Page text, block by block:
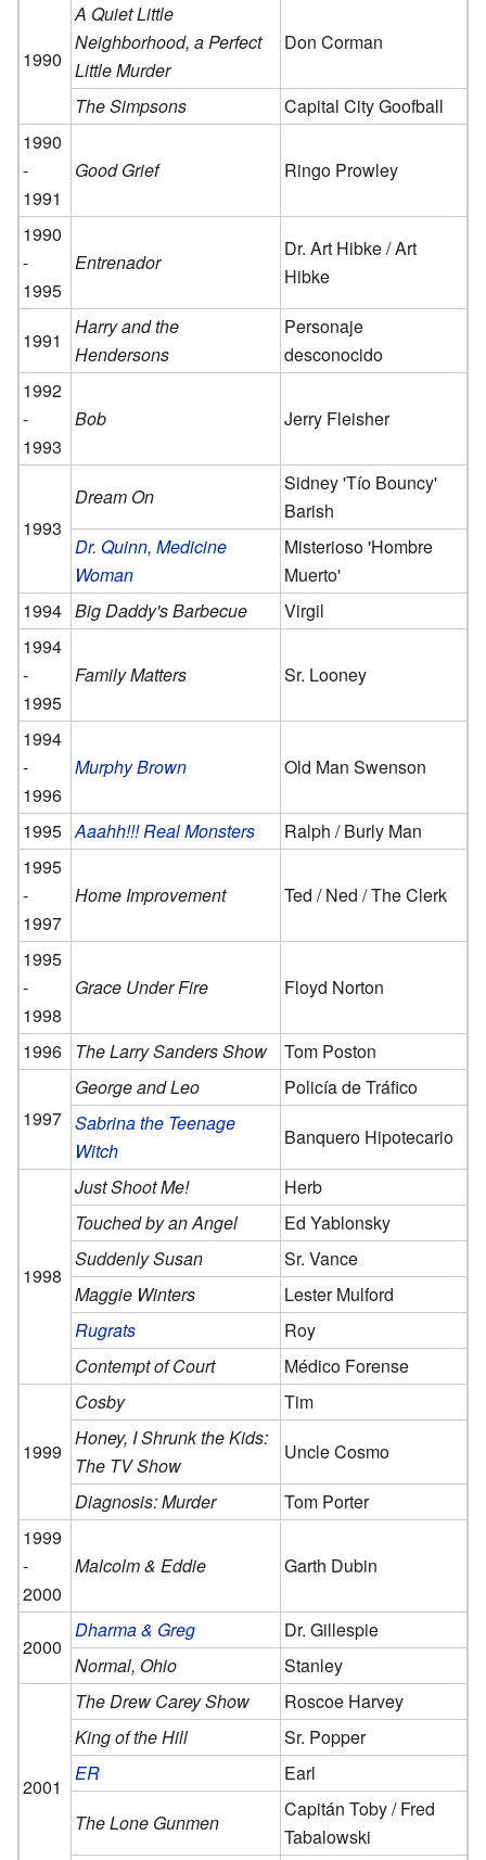
1990
A Quiet Little
Neighborhood, a Perfect
Little Murder
Don Corman
The Simpsons
Capital City Goofball
1990
-
1991
Good Grief Ringo Prowley
1990
-
1995
Entrenador
Dr. Art Hibke / Art
Hibke
1991
Harry and the
Hendersons
Personaje
desconocido
1992
-
1993
Bob Jerry Fleisher
1993
Dream On
Sidney 'Tío Bouncy'
Barish
Dr. Quinn, Medicine
Woman
Misterioso 'Hombre
Muerto'
1994 Big Daddy's Barbecue
Virgil
1994
-
1995
Family Matters Sr. Looney
1994
-
1996
Murphy Brown Old Man Swenson
1995 Aaahh!!! Real Monsters
Ralph / Burly Man
1995
-
1997
Home Improvement Ted / Ned / The Clerk
1995
-
1998
Grace Under Fire Floyd Norton
1996 The Larry Sanders Show Tom Poston
1997
George and Leo
Policía de Tráfico
Sabrina the Teenage
Witch
Banquero Hipotecario
1998
Just Shoot Me!
Herb
Touched by an Angel
Ed Yablonsky
Suddenly Susan
Sr. Vance
Maggie Winters
Lester Mulford
Rugrats
Roy
Contempt of Court
Médico Forense
1999
Cosby
Tim
Honey, I Shrunk the Kids:
The TV Show
Uncle Cosmo
Diagnosis: Murder
Tom Porter
1999
-
2000
Malcolm & Eddie Garth Dubin
2000
Dharma & Greg
Dr. Gillespie
Normal, Ohio
Stanley
2001
The Drew Carey Show
Roscoe Harvey
King of the Hill
Sr. Popper
ER
Earl
The Lone Gunmen
Capitán Toby / Fred
Tabalowski